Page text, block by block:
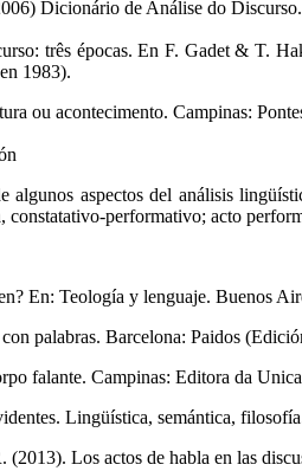
Dicionário de Análise do
três épocas. En F. Gadet & T.
1983).
ou acontecimento. Campinas:
algunos aspectos del análisis
constatativo-performativo; acto
En: Teología y lenguaje. Buenos
palabras. Barcelona: Paidos
falante. Campinas: Editora da
Lingüística, semántica,
Los actos de habla en las